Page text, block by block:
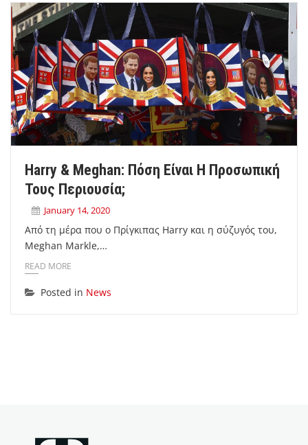
Harry & Meghan: Πόση Είναι Η Προσωπική
Τους Περιουσία;
January 14, 2020
Από τη μέρα που ο Πρίγκιπας Harry και η σύζυγός του,
Meghan Markle,…
READ MORE
Posted in News